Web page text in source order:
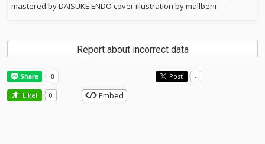
mastered by DAISUKE ENDO cover illustration by mallbeni
Report about incorrect data
Post -
Like! 0 Embed